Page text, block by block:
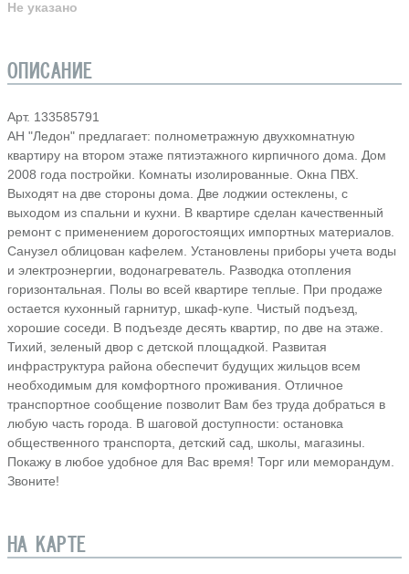
Не указано
ОПИСАНИЕ
Арт. 133585791
АН "Ледон" предлагает: полнометражную двухкомнатную
квартиру на втором этаже пятиэтажного кирпичного дома. Дом
2008 года постройки. Комнаты изолированные. Окна ПВХ.
Выходят на две стороны дома. Две лоджии остеклены, с
выходом из спальни и кухни. В квартире сделан качественный
ремонт с применением дорогостоящих импортных материалов.
Санузел облицован кафелем. Установлены приборы учета воды
и электроэнергии, водонагреватель. Разводка отопления
горизонтальная. Полы во всей квартире теплые. При продаже
остается кухонный гарнитур, шкаф-купе. Чистый подъезд,
хорошие соседи. В подъезде десять квартир, по две на этаже.
Тихий, зеленый двор с детской площадкой. Развитая
инфраструктура района обеспечит будущих жильцов всем
необходимым для комфортного проживания. Отличное
транспортное сообщение позволит Вам без труда добраться в
любую часть города. В шаговой доступности: остановка
общественного транспорта, детский сад, школы, магазины.
Покажу в любое удобное для Вас время! Торг или меморандум.
Звоните!
НА КАРТЕ